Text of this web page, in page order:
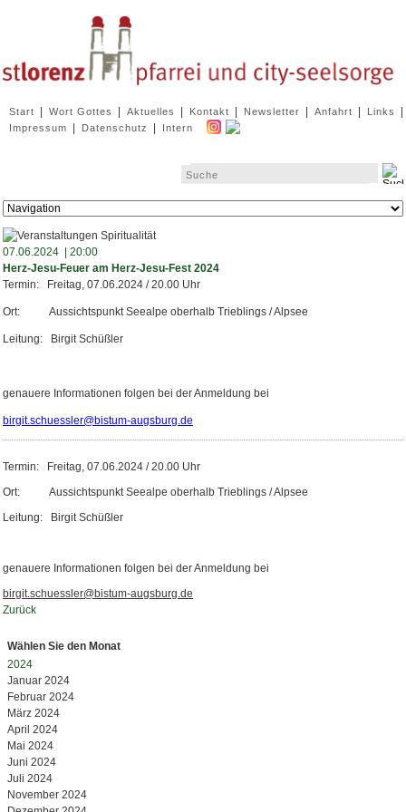
überspringen
Start Wort Gottes Aktuelles Kontakt Newsletter Anfahrt Links
Impressum Datenschutz Intern
Zielseite
07.06.2024 | 20:00
Herz-Jesu-Feuer am Herz-Jesu-Fest 2024
Termin: Freitag, 07.06.2024 / 20.00 Uhr
Ort: Aussichtspunkt Seealpe oberhalb Trieblings / Alpsee
Leitung: Birgit Schüßler
genauere Informationen folgen bei der Anmeldung bei
birgit.schuessler@bistum-augsburg.de
Termin: Freitag, 07.06.2024 / 20.00 Uhr
Ort: Aussichtspunkt Seealpe oberhalb Trieblings / Alpsee
Leitung: Birgit Schüßler
genauere Informationen folgen bei der Anmeldung bei
birgit.schuessler@bistum-augsburg.de
Zurück
Wählen Sie den Monat
2024
Januar 2024
Februar 2024
März 2024
April 2024
Mai 2024
Juni 2024
Juli 2024
November 2024